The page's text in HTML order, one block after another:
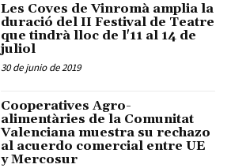
Les Coves de Vinromà amplia la
duració del II Festival de Teatre
que tindrà lloc de l'11 al 14 de
juliol
30 de junio de 2019
Cooperatives Agro-
alimentàries de la Comunitat
Valenciana muestra su rechazo
al acuerdo comercial entre UE
y Mercosur